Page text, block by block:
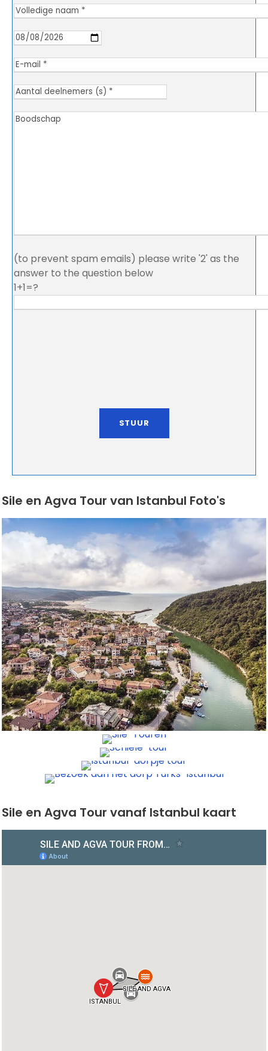
(to prevent spam emails) please write '2' as the
answer to the question below
1+1=?
Sile en Agva Tour van Istanbul Foto's
Sile en Agva Tour vanaf Istanbul kaart